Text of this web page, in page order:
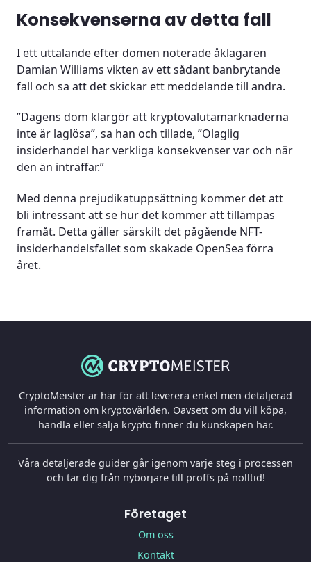
Konsekvenserna av detta fall
I ett uttalande efter domen noterade åklagaren
Damian Williams vikten av ett sådant banbrytande
fall och sa att det skickar ett meddelande till andra.
”Dagens dom klargör att kryptovalutamarknaderna
inte är laglösa”, sa han och tillade, ”Olaglig
insiderhandel har verkliga konsekvenser var och när
den än inträffar.”
Med denna prejudikatuppsättning kommer det att
bli intressant att se hur det kommer att tillämpas
framåt. Detta gäller särskilt det pågående NFT-
insiderhandelsfallet som skakade OpenSea förra
året.
CryptoMeister är här för att leverera enkel men detaljerad
information om kryptovärlden. Oavsett om du vill köpa,
handla eller sälja krypto finner du kunskapen här.
Våra detaljerade guider går igenom varje steg i processen
och tar dig från nybörjare till proffs på nolltid!
Företaget
Om oss
Kontakt